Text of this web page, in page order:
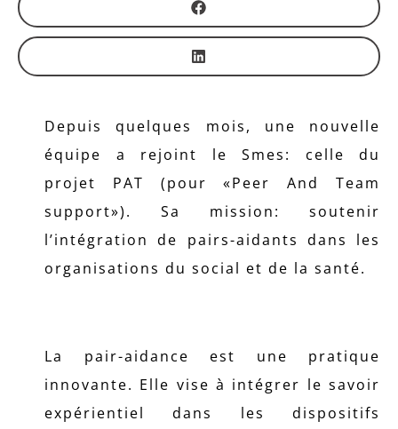
Depuis quelques mois, une nouvelle
équipe a rejoint le Smes: celle du
projet PAT (pour «Peer And Team
support»). Sa mission: soutenir
l’intégration de pairs-aidants dans les
organisations du social et de la santé.
La pair-aidance est une pratique
innovante. Elle vise à intégrer le savoir
expérientiel dans les dispositifs